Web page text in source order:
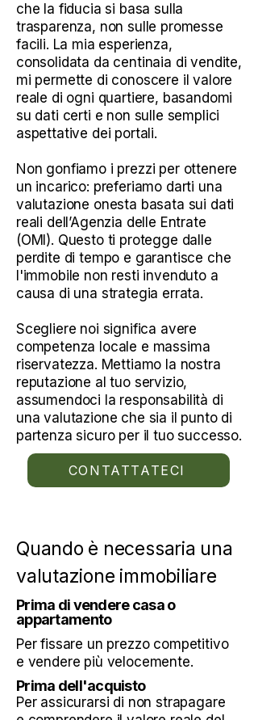
che la fiducia si basa sulla
trasparenza, non sulle promesse
facili. La mia esperienza,
consolidata da centinaia di vendite,
mi permette di conoscere il valore
reale di ogni quartiere, basandomi
su dati certi e non sulle semplici
aspettative dei portali.
Non gonfiamo i prezzi per ottenere
un incarico: preferiamo darti una
valutazione onesta basata sui dati
reali dell’Agenzia delle Entrate
(OMI). Questo ti protegge dalle
perdite di tempo e garantisce che
l'immobile non resti invenduto a
causa di una strategia errata.
Scegliere noi significa avere
competenza locale e massima
riservatezza. Mettiamo la nostra
reputazione al tuo servizio,
assumendoci la responsabilità di
una valutazione che sia il punto di
partenza sicuro per il tuo successo.
CONTATTATECI
Quando è necessaria una
valutazione immobiliare
Prima di vendere casa o
appartamento
Per fissare un prezzo competitivo
e vendere più velocemente.
Prima dell'acquisto
Per assicurarsi di non strapagare